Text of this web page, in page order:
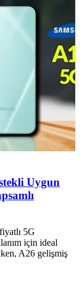
Uygun
5G
için ideal
A26 gelişmiş